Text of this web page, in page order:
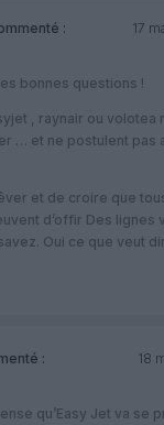
:
17
bonnes questions !
, raynair ou volotea
… et ne postulent pas
et de croire que
d’offir Des lignes
Oui ce que veut
:
18
qu’Easy Jet va se